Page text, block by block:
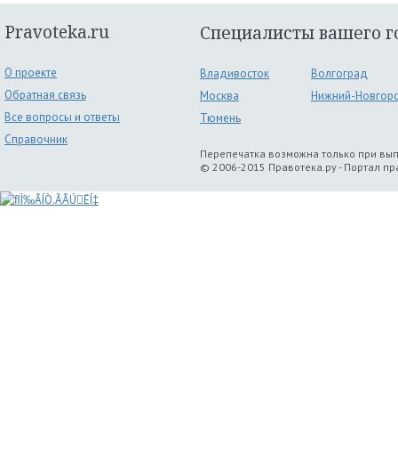
Pravoteka.ru
О проекте
Обратная связь
Все вопросы и ответы
Справочник
Специалисты вашего
Владивосток
Волгоград
Москва
Нижний-
Тюмень
Перепечатка возможна только при
© 2006-2015 Правотека.ру - Портал